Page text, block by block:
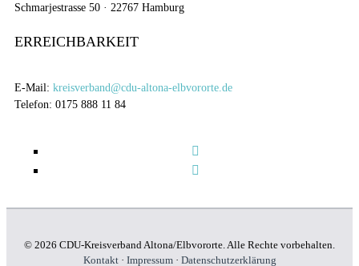
Schmarjestrasse 50 · 22767 Hamburg
ERREICHBARKEIT
E-Mail: kreisverband@cdu-altona-elbvororte.de
Telefon: 0175 888 11 84
© 2026 CDU-Kreisverband Altona/Elbvororte. Alle Rechte vorbehalten.
Kontakt· Impressum· Datenschutzerklärung